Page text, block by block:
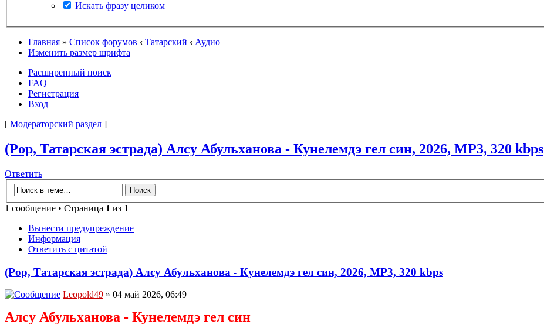
Искать фразу целиком
Главная » Список форумов ‹ Татарский ‹ Аудио
Изменить размер шрифта
Расширенный поиск
FAQ
Регистрация
Вход
[ Модераторский раздел ]
(Pop, Татарская эстрада) Алсу Абульханова - Кунелемдэ гел син, 2026, MP3, 320 kbps
Ответить
1 сообщение • Страница 1 из 1
Вынести предупреждение
Информация
Ответить с цитатой
(Pop, Татарская эстрада) Алсу Абульханова - Кунелемдэ гел син, 2026, MP3, 320 kbps
Leopold49 » 04 май 2026, 06:49
Алсу Абульханова - Кунелемдэ гел син